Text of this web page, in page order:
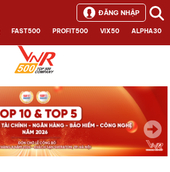
FAST500 PROFIT500 VIX50 ALPHA30
ĐĂNG NHẬP
Next